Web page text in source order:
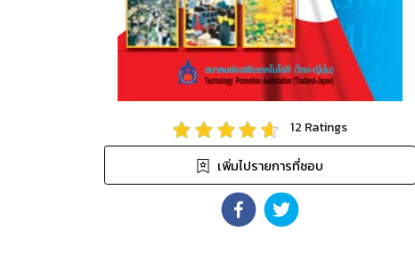
12 Ratings
เพิ่มไปรายการที่ชอบ